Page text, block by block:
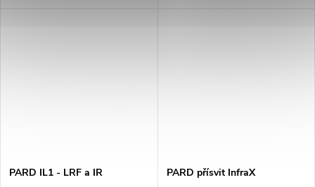
PARD IL1 - LRF a IR PARD přísvit InfraX